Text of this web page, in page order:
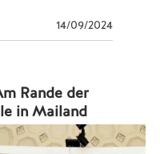
14/09/2024
Rande der
in Mailand